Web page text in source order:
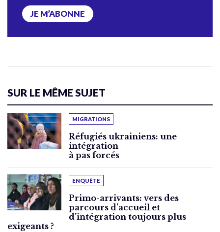
JE M’ABONNE
SUR LE MÊME SUJET
MIGRATIONS
Réfugiés ukrainiens: une
intégration
à pas forcés
ENQUÊTE
Primo-arrivants: vers des
parcours d’accueil et
d’intégration toujours plus
exigeants ?